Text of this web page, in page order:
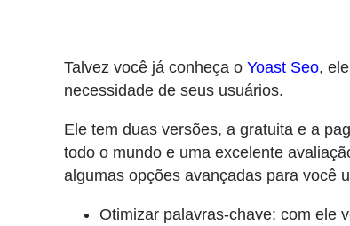
Talvez você já conheça o Yoast Seo,
necessidade de seus usuários.
Ele tem duas versões, a gratuita e a
todo o mundo e uma excelente
algumas opções avançadas para você
Otimizar palavras-chave: com ele